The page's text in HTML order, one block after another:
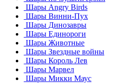
Шары Angry Birds
Шары Винни-Пух
Шары Динозавры
Шары Единороги
Шары Животные
Шары Звездные войны
Шары Король Лев
Шары Марвел
Шары Микки Маус